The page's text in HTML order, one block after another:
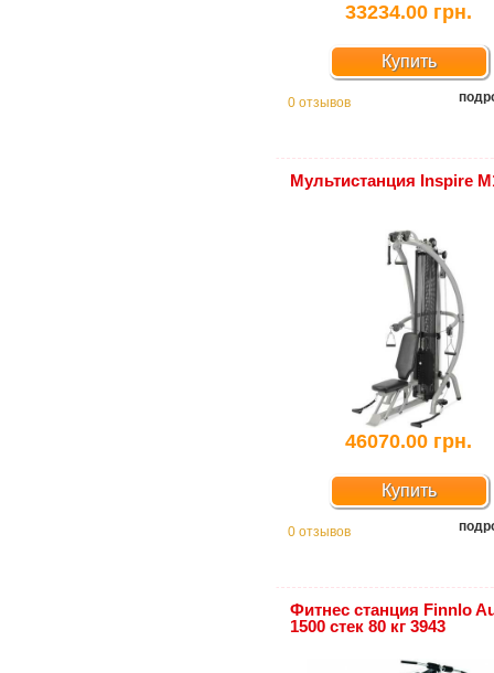
33234.00 грн.
Купить
0 отзывов
Мультистанция Inspire
46070.00 грн.
Купить
0 отзывов
Фитнес станция Finnlo
1500 стек 80 кг 3943